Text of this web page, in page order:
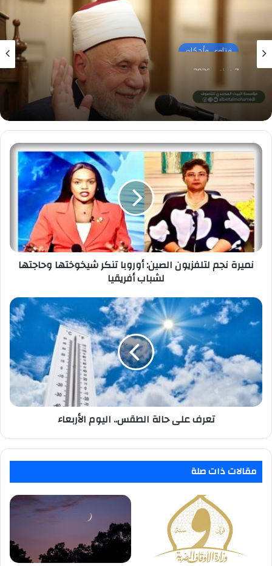
فتاوي وأحكام
بعد نشر الجريدة الرسمية قرار تعيين د. محمد مهنا
شيخًا للطريقة
نميرة
نجم
لتلفزيون
الصين:
أوروبا
تنكر
شيخوختها
وحاجتها
لشباب
أفريقيا
نميرة نجم لتلفزيون الصين: أوروبا تنكر شيخوختها وحاجتها
لشباب أفريقيا
تعرف
حالة
اليوم
الأربعاء
تعرف على حالة الطقس.. اليوم الأربعاء
مقالات ذات صلة